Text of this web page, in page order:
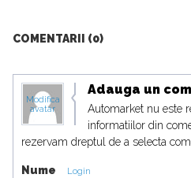
COMENTARII (0)
Modifica
avatar
Adauga un
Automarket nu este
informatiilor din
rezervam dreptul de a selecta
Nume Login